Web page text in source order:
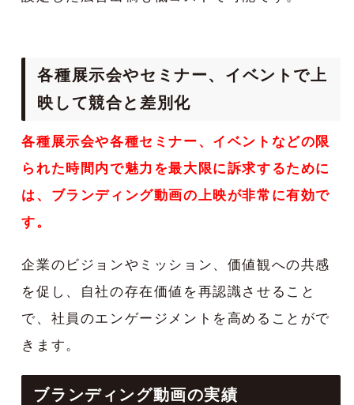
各種展示会やセミナー、イベントで上
映して競合と差別化
各種展示会や各種セミナー、イベントなどの限
られた時間内で魅力を最大限に訴求するために
は、ブランディング動画の上映が非常に有効で
す。
企業のビジョンやミッション、価値観への共感
を促し、自社の存在価値を再認識させること
で、社員のエンゲージメントを高めることがで
きます。
ブランディング動画の実績